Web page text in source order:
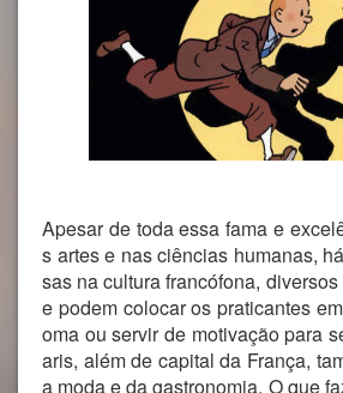
Apesar de toda essa fama e
s artes e nas ciências humanas,
sas na cultura francófona,
e podem colocar os praticantes
oma ou servir de motivação para
aris, além de capital da França,
a moda e da gastronomia. O que